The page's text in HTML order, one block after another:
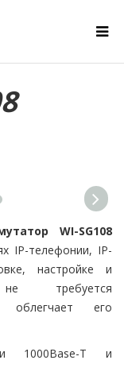
WI-SG108
IP-телефонии, IP-
настройке и
требуется
облегчает его
1000Base-T и